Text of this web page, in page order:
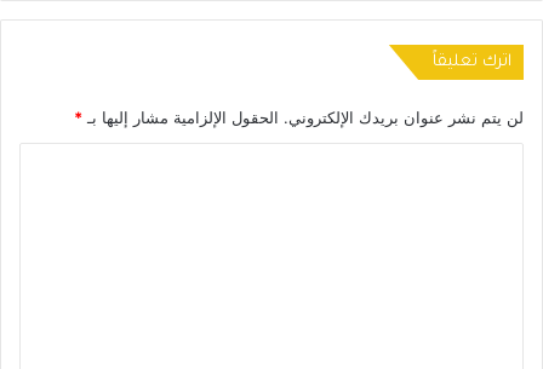
اترك تعليقاً
لن يتم نشر عنوان بريدك الإلكتروني. الحقول الإلزامية مشار إليها بـ*